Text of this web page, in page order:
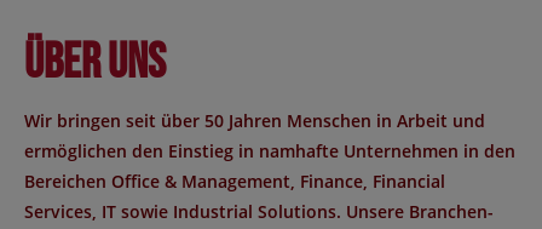
Über uns
Wir bringen seit über 50 Jahren Menschen in Arbeit und
ermöglichen den Einstieg in namhafte Unternehmen in den
Bereichen Office & Management, Finance, Financial
Services, IT sowie Industrial Solutions. Unsere Branchen-